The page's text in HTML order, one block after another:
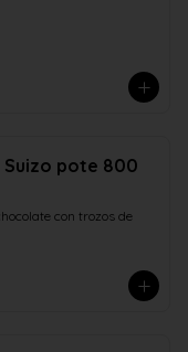
Suizo pote 800
con trozos de